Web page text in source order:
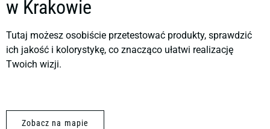
w Krakowie
Tutaj możesz osobiście przetestować produkty, sprawdzić
ich jakość i kolorystykę, co znacząco ułatwi realizację
Twoich wizji.
Zobacz na mapie